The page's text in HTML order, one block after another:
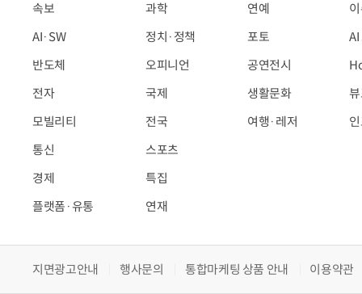
속보
AI·SW
반도체
전자
모빌리티
통신
경제
플랫폼·유통
과학
정치·정책
오피니언
국제
전국
스포츠
특집
연재
연예
포토
공연전시
생활문화
여행·레저
지면광고안내 행사문의 통합마케팅 상품 안내 이용약관